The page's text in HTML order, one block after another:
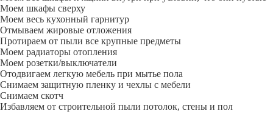
Моем шкафы сверху
Моем весь кухонный гарнитур
Отмываем жировые отложения
Протираем от пыли все крупные предметы
Моем радиаторы отопления
Моем розетки/выключатели
Отодвигаем легкую мебель при мытье пола
Снимаем защитную пленку и чехлы с мебели
Снимаем скотч
Избавляем от строительной пыли потолок, стены и пол